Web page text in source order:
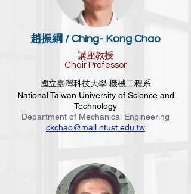
趙振綱 / Ching- Kong Chao
講座教授
Chair Professor
國立臺灣科技大學 機械工程系
National Taiwan University of Science and
Technology
Department of Mechanical Engineering
ckchao@mail.ntust.edu.tw